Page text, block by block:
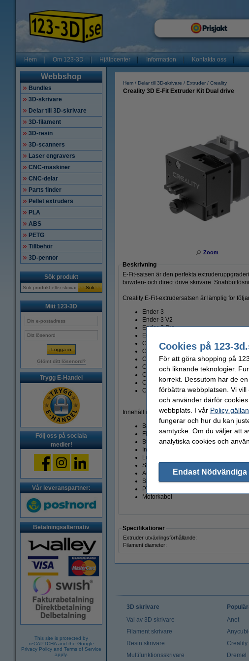
Hem Om 123-3D Hjälpcenter Information Kontakta oss
Webbshop
Bundles
3D-skrivare
Delar till 3D-skrivare
3D-filament
3D-resin
3D-scanners
Laser engravers
CNC-maskiner
CNC-delar
Parts finder
Pellet extruders
PLA
ABS
PETG
Tillbehör
3D-pennor
Sök produkt
Sök
Mitt 123-3D
Glömt ditt lösenord?
Trygg E-Handel
Följ oss på sociala
medier!
Vår leveranspartner:
Betalningsalternativ
This site is protected by
reCAPTCHA and the Google
Privacy Policy and Terms of Service
apply.
Hem Delar till 3D-skrivare Extruder Creality
Creality 3D E-Fit Extruder Kit Dual drive
Zoom
Beskrivning
E-Fit-satsen är den perfekta
bowden- och direct drive skrivare.
Creality E-Fit-extrudersatsen är lämplig för
Ender-3
Ender-3 V2
Ender-3 Pro
Ender-3 S
CR-10S
CR-10
CR-10 S5
CR-10 S4
CR-10 Mini
CR-20
CR-20 Pro
Innehåll i paketet:
Bakplatta
Fläktadapterplatta
Buntband
Insexnycklar
Luftpassage
Skruvar
Anslutning
Silikonkudde
PTFE-rör
Motorkabel
Specifikationer
Extruder utväxlingsförhållande:
Filament diameter:
3D skrivare
Val av 3D skrivare
Filament skrivare
Resin skrivare
Multifunktionsskrivare
Anet
Creality
Dremel
Cookies på 123-
För att göra shopping på
och liknande teknologier.
korrekt. Dessutom har de
förbättra webbplatsen. Vi
och använder därför
webbplats. I vår Policy
fungerar och hur du kan
samtycke. Om du väljer att
analytiska cookies och
Endast Nödvändiga